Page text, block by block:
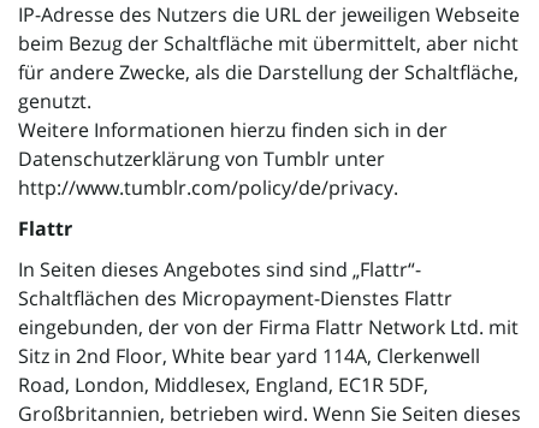
IP-Adresse des Nutzers die URL der jeweiligen Webseite
beim Bezug der Schaltfläche mit übermittelt, aber nicht
für andere Zwecke, als die Darstellung der Schaltfläche,
genutzt.
Weitere Informationen hierzu finden sich in der
Datenschutzerklärung von Tumblr unter
http://www.tumblr.com/policy/de/privacy.
Flattr
In Seiten dieses Angebotes sind sind „Flattr“-
Schaltflächen des Micropayment-Dienstes Flattr
eingebunden, der von der Firma Flattr Network Ltd. mit
Sitz in 2nd Floor, White bear yard 114A, Clerkenwell
Road, London, Middlesex, England, EC1R 5DF,
Großbritannien, betrieben wird. Wenn Sie Seiten dieses